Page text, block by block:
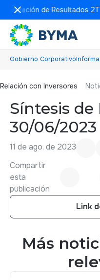
de Resultados
Relación con inversores
Gobierno Corporativo
Relación con Inversores
Síntesis de
30/06/2023
11 de ago. de 2023
Compartir
esta
publicación
Link
Más